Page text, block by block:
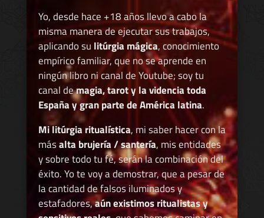
Yo, desde hace +18 años llevo a cabo la
misma manera de ejecutar sus trabajos,
aplicando su litúrgia mágica, conocimiento
empírico familiar, que no se aprende en
ningún libro ni canal de Youtube; soy tu
canal demagia, tarot y la videncia toda
España y gran parte de América latina.
Mi litúrgia ritualística, mi saber hacer con la
másalta brujería / santería, mis entidades
y sobre todo tu fé, serán la combinación del
éxito. Yo te voy a demostrar, que a pesar de
la cantidad de falsos iluminados y
estafadores,aún existimos ritualistas y